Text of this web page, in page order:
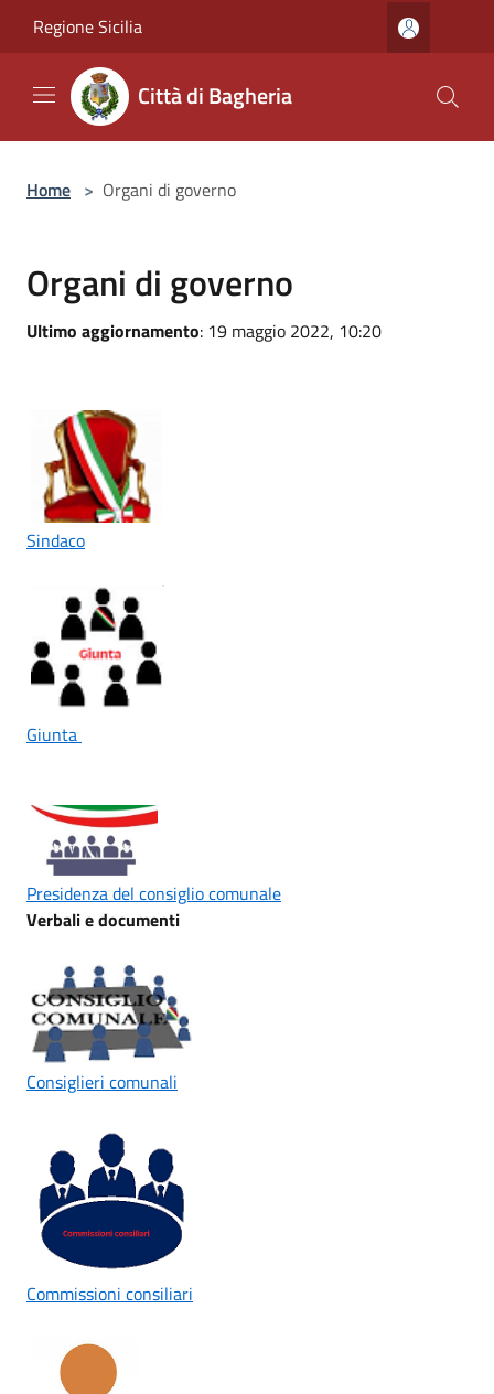
Regione Sicilia
Città di Bagheria
Home > Organi di governo
Organi di governo
Ultimo aggiornamento: 19 maggio 2022, 10:20
Sindaco
Giunta
Presidenza del consiglio comunale
Verbali e documenti
Consiglieri comunali
Commissioni consiliari